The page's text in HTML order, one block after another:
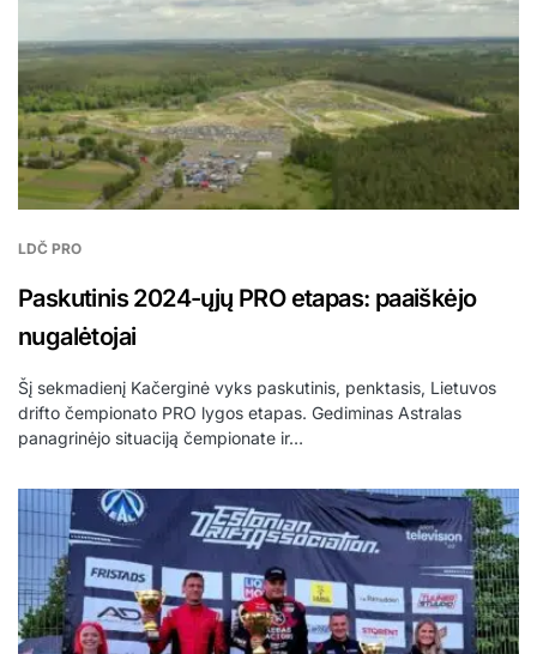
LDČ PRO
Paskutinis 2024-ųjų PRO etapas: paaiškėjo
nugalėtojai
Šį sekmadienį Kačerginė vyks paskutinis, penktasis, Lietuvos
drifto čempionato PRO lygos etapas. Gediminas Astralas
panagrinėjo situaciją čempionate ir…